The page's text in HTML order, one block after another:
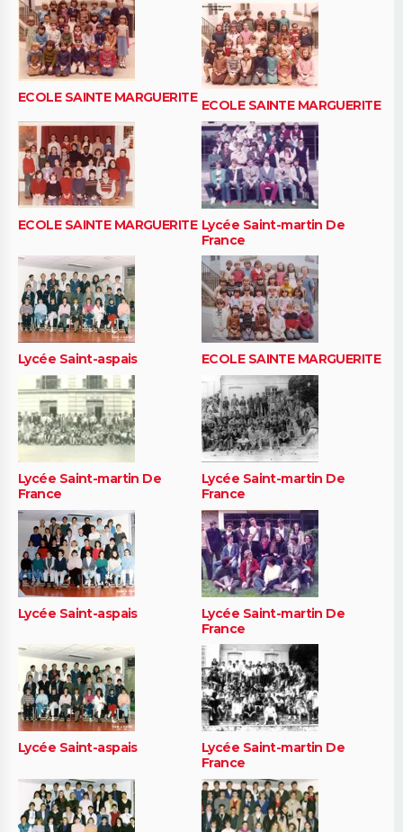
ECOLE SAINTE MARGUERITE ECOLE SAINTE MARGUERITE
ECOLE SAINTE MARGUERITE Lycée Saint-martin De
France
Lycée Saint-aspais ECOLE SAINTE MARGUERITE
Lycée Saint-martin De
France
Lycée Saint-martin De
France
Lycée Saint-aspais
Lycée Saint-martin De
France
Lycée Saint-aspais
Lycée Saint-martin De
France